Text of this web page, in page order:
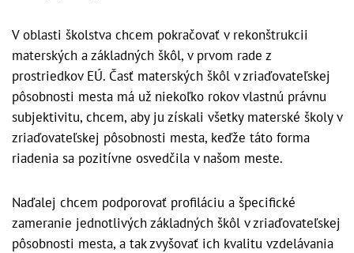
V oblasti školstva chcem pokračovať v rekonštrukcii
materských a základných škôl, v prvom rade z
prostriedkov EÚ. Časť materských škôl v zriaďovateľskej
pôsobnosti mesta má už niekoľko rokov vlastnú právnu
subjektivitu, chcem, aby ju získali všetky materské školy v
zriaďovateľskej pôsobnosti mesta, keďže táto forma
riadenia sa pozitívne osvedčila v našom meste.
Naďalej chcem podporovať profiláciu a špecifické
zameranie jednotlivých základných škôl v zriaďovateľskej
pôsobnosti mesta, a tak zvyšovať ich kvalitu vzdelávania